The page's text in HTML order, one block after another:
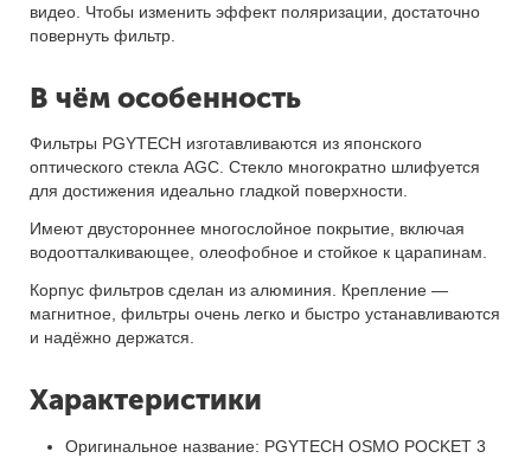
видео. Чтобы изменить эффект поляризации, достаточно
повернуть фильтр.
В чём особенность
Фильтры PGYTECH изготавливаются из японского
оптического стекла AGC. Стекло многократно шлифуется
для достижения идеально гладкой поверхности.
Имеют двустороннее многослойное покрытие, включая
водоотталкивающее, олеофобное и стойкое к царапинам.
Корпус фильтров сделан из алюминия. Крепление —
магнитное, фильтры очень легко и быстро устанавливаются
и надёжно держатся.
Характеристики
Оригинальное название: PGYTECH OSMO POCKET 3